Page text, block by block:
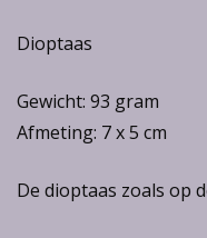
Dioptaas
Gewicht: 93 gram
Afmeting: 7 x 5 cm
De dioptaas zoals op